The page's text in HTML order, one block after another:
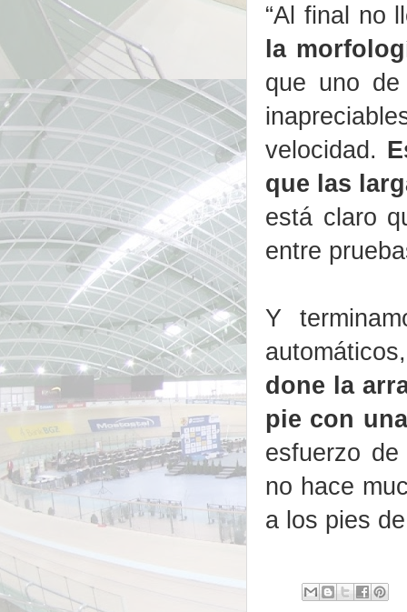
“Al final no
la
que uno
velocidad.
que las
está claro
entre
Y
done la
pie con
esfuerzo
no hace
a los pies